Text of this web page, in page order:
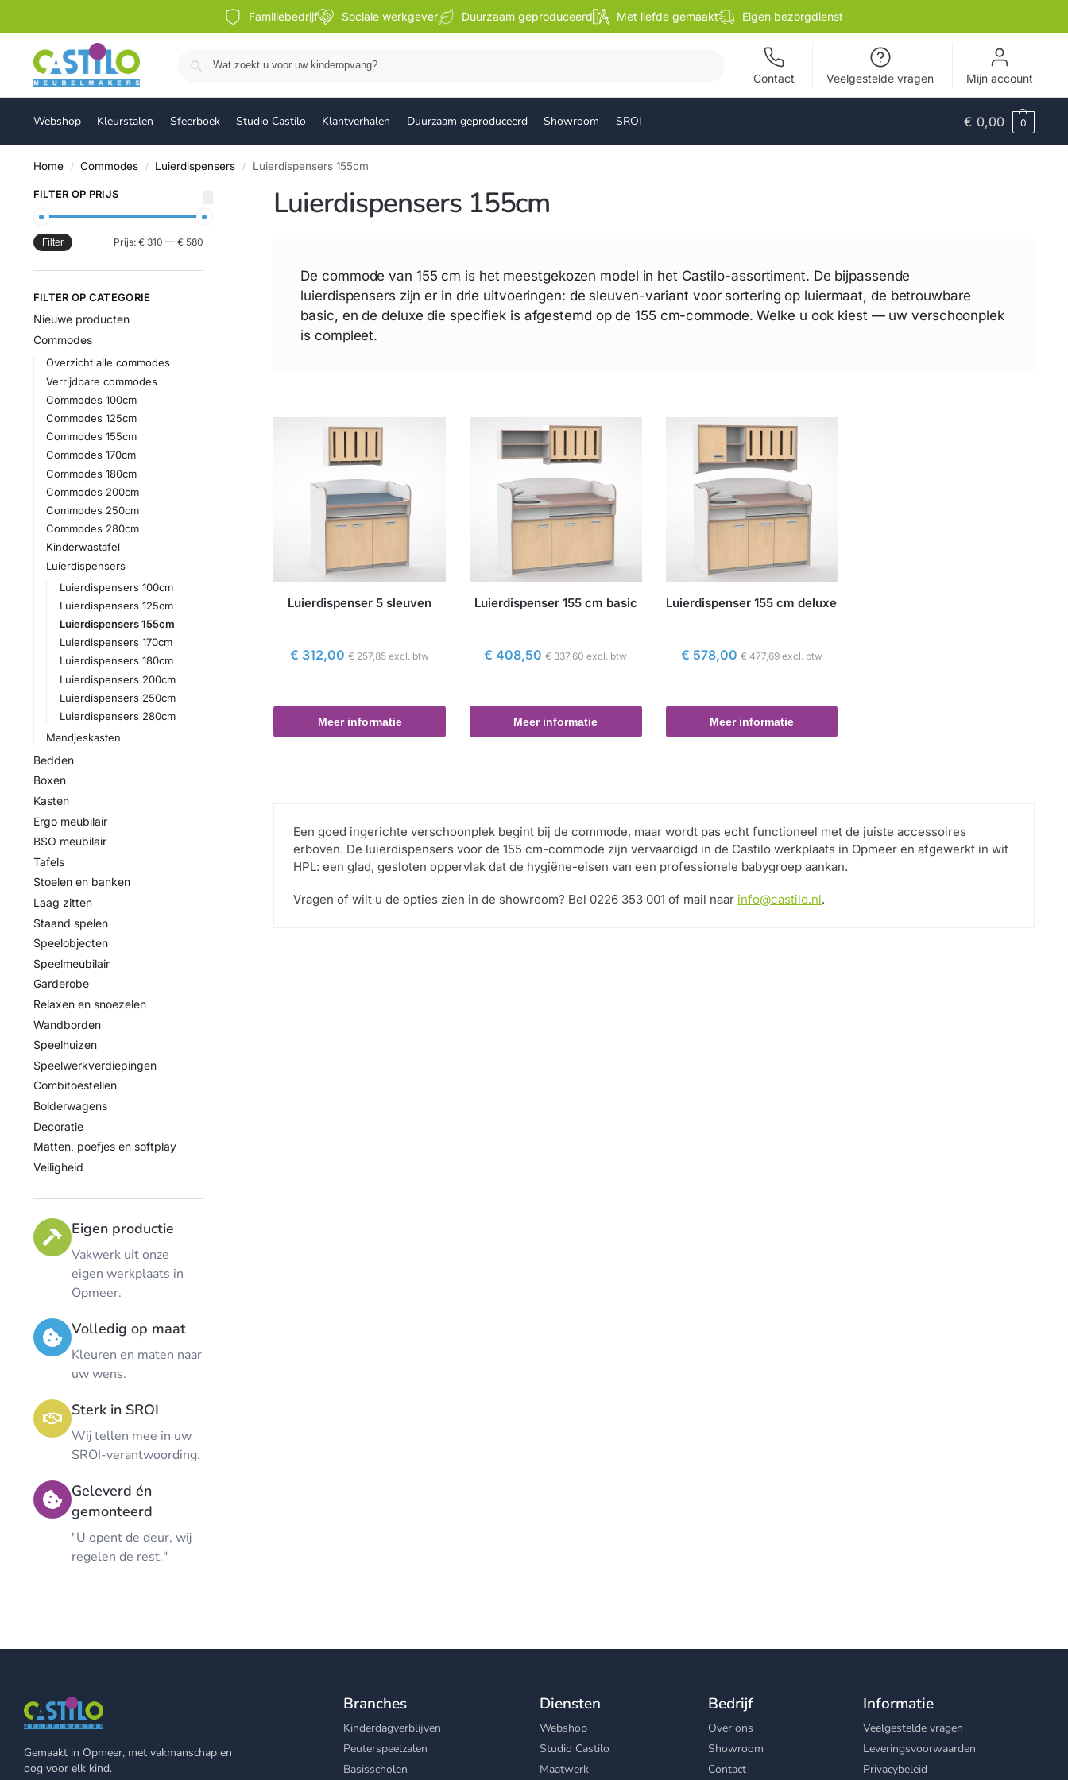
Familiebedrijf Sociale werkgever Duurzaam geproduceerd Met liefde gemaakt Eigen bezorgdienst
Contact Veelgestelde vragen Mijn account
Webshop Kleurstalen Sfeerboek Studio Castilo Klantverhalen Duurzaam geproduceerd Showroom SROI € 0,00 0
Home / Commodes / Luierdispensers / Luierdispensers 155cm
Luierdispensers 155cm
De commode van 155 cm is het meestgekozen model in het Castilo-assortiment. De bijpassende
luierdispensers zijn er in drie uitvoeringen: de sleuven-variant voor sortering op luiermaat, de betrouwbare
basic, en de deluxe die specifiek is afgestemd op de 155 cm-commode. Welke u ook kiest — uw verschoonplek
is compleet.
Luierdispenser 5 sleuven
€ 312,00 € 257,85 excl. btw
Meer informatie
Luierdispenser 155 cm basic
€ 408,50 € 337,60 excl. btw
Meer informatie
Luierdispenser 155 cm deluxe
€ 578,00 € 477,69excl. btw
Meer informatie
Een goed ingerichte verschoonplek begint bij de commode, maar wordt pas echt functioneel met de juiste accessoires
erboven. De luierdispensers voor de 155 cm-commode zijn vervaardigd in de Castilo werkplaats in Opmeer en afgewerkt in wit
HPL: een glad, gesloten oppervlak dat de hygiëne-eisen van een professionele babygroep aankan.
Vragen of wilt u de opties zien in de showroom? Bel 0226 353 001 of mail naar info@castilo.nl.
FILTER OP PRIJS
Filter Prijs:€ 310 —€ 580
FILTER OP CATEGORIE
Nieuwe producten
Commodes
Overzicht alle commodes
Verrijdbare commodes
Commodes 100cm
Commodes 125cm
Commodes 155cm
Commodes 170cm
Commodes 180cm
Commodes 200cm
Commodes 250cm
Commodes 280cm
Kinderwastafel
Luierdispensers
Luierdispensers 100cm
Luierdispensers 125cm
Luierdispensers 155cm
Luierdispensers 170cm
Luierdispensers 180cm
Luierdispensers 200cm
Luierdispensers 250cm
Luierdispensers 280cm
Mandjeskasten
Bedden
Boxen
Kasten
Ergo meubilair
BSO meubilair
Tafels
Stoelen en banken
Laag zitten
Staand spelen
Speelobjecten
Speelmeubilair
Garderobe
Relaxen en snoezelen
Wandborden
Speelhuizen
Speelwerkverdiepingen
Combitoestellen
Bolderwagens
Decoratie
Matten, poefjes en softplay
Veiligheid
Eigen productie
Vakwerk uit onze
eigen werkplaats in
Opmeer.
Volledig op maat
Kleuren en maten naar
uw wens.
Sterk in SROI
Wij tellen mee in uw
SROI-verantwoording.
Geleverd én
gemonteerd
"U opent de deur, wij
regelen de rest."
Gemaakt in Opmeer, met vakmanschap en
oog voor elk kind.
Branches
Kinderdagverblijven
Peuterspeelzalen
Basisscholen
Diensten
Webshop
Studio Castilo
Maatwerk
Bedrijf
Over ons
Showroom
Contact
Informatie
Veelgestelde vragen
Leveringsvoorwaarden
Privacybeleid